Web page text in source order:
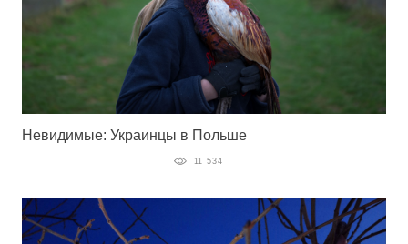
Невидимые: Украинцы в Польше
11 534